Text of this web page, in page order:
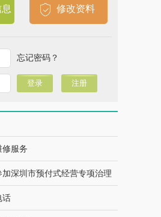
修改资料
忘记密码？
修服务
加深圳市预付式经营专项治理
式经营领域保险签约仪式
话